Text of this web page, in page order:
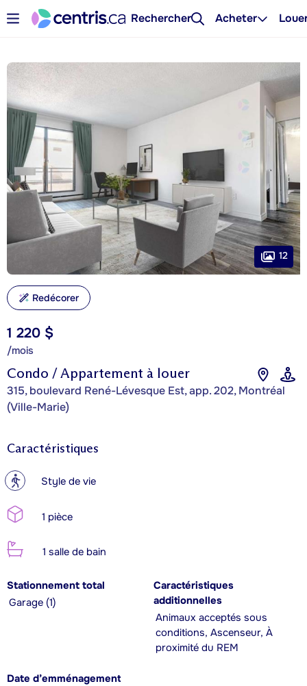
Rechercher Acheter
Condo / Appartement à louer
315, boulevard René-Lévesque Est, app. 202, Montréal
(Ville-Marie)
1 220 $
/mois
12
Redécorer
Caractéristiques
? Style de vie
1 pièce
1 salle de bain
Stationnement total
Garage (1)
Caractéristiques
additionnelles
Animaux acceptés sous
conditions, Ascenseur, À
proximité du REM
Date d’emménagement